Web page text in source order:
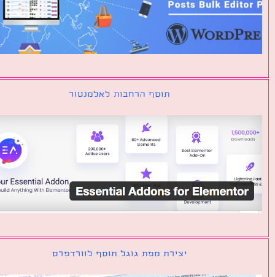
תוסף הרחבות לאלמנטור
יצירת מפת גוגל תוסף לוורדפרס